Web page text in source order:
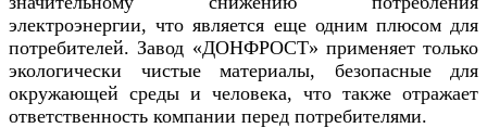
электроэнергии, что является еще одним плюсом для
потребителей. Завод «ДОНФРОСТ» применяет только
экологически чистые материалы, безопасные для
окружающей среды и человека, что также отражает
ответственность компании перед потребителями.